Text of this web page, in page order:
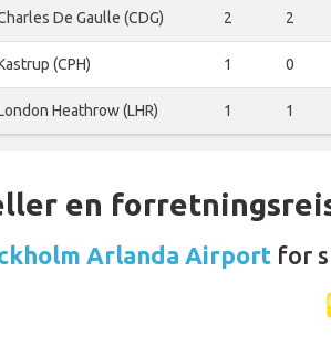
De Gaulle (CDG) 2 2
(CPH) 1 0
Heathrow (LHR) 1 1
en
Arlanda Airport for